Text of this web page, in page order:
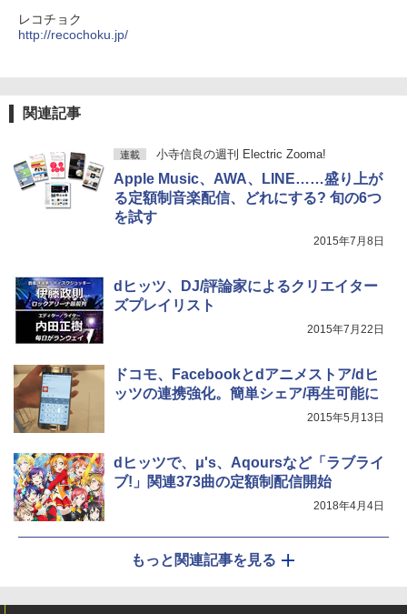
レコチョク
http://recochoku.jp/
関連記事
連載 小寺信良の週刊 Electric Zooma!
Apple Music、AWA、LINE……盛り上が
る定額制音楽配信、どれにする? 旬の6つ
を試す
2015年7月8日
dヒッツ、DJ/評論家によるクリエイター
ズプレイリスト
2015年7月22日
ドコモ、Facebookとdアニメストア/dヒ
ッツの連携強化。簡単シェア/再生可能に
2015年5月13日
dヒッツで、μ's、Aqoursなど「ラブライ
ブ!」関連373曲の定額制配信開始
2018年4月4日
もっと関連記事を見る